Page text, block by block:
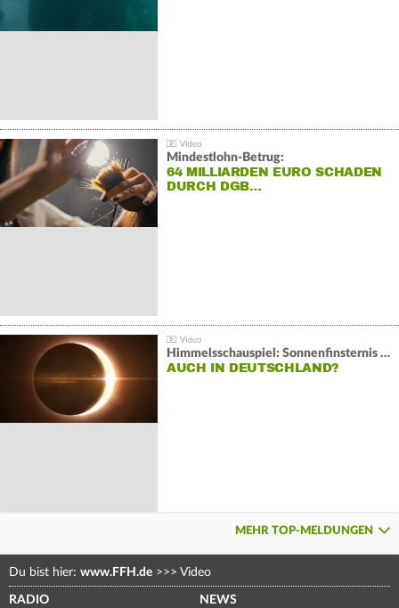
Mindestlohn-Betrug:
64 MILLIARDEN EURO SCHADEN
DURCH DGB…
Himmelsschauspiel: Sonnenfinsternis über Spanien
AUCH IN DEUTSCHLAND?
MEHR TOP-MELDUNGEN
Du bist hier: www.FFH.de >>> Video
RADIO NEWS